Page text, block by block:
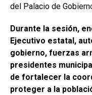
del Palacio de
Durante la sesión,
Ejecutivo estatal,
gobierno, fuerzas
presidentes
de fortalecer la
proteger a la